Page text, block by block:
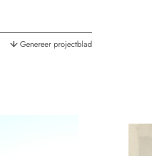
Genereer projectblad